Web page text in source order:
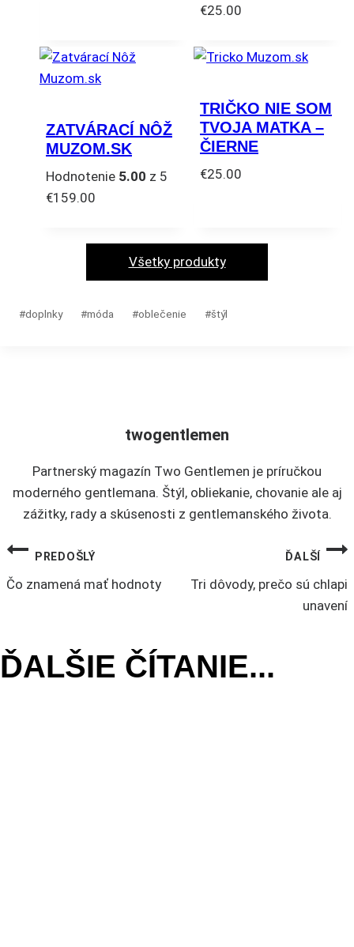
viacero
variantov.
si
môžete
na
stránke
€25.00
produkt
variantov.
Možnosti
si
môžete
stránke
produktu.
ZATVÁRACÍ NÔŽ
MUZOM.SK
Hodnotenie 5.00 z 5
€159.00
TRIČKO NIE SOM
TVOJA MATKA –
ČIERNE
€25.00
viacero
variantov.
si
produktu.
Všetky produkty
#doplnky #móda #oblečenie #štýl
twogentlemen
Partnerský magazín Two Gentlemen je príručkou
moderného gentlemana. Štýl, obliekanie, chovanie ale aj
zážitky, rady a skúsenosti z gentlemanského života.
NAVIGÁCIA
ČLÁNKU
PREDOŠLÝ
Čo znamená mať hodnoty
ĎALŠÍ
Tri dôvody, prečo sú chlapi
unavení
ĎALŠIE ČÍTANIE...